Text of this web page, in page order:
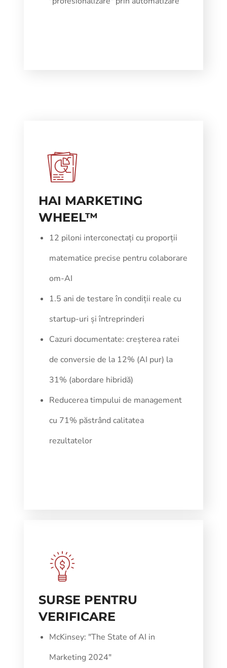
HAI MARKETING
WHEEL™
12 piloni interconectați cu proporții
matematice precise pentru colaborare
om-AI
1.5 ani de testare în condiții reale cu
startup-uri și întreprinderi
Cazuri documentate: creșterea ratei
de conversie de la 12% (AI pur) la
31% (abordare hibridă)
Reducerea timpului de management
cu 71% păstrând calitatea
rezultatelor
SURSE PENTRU
VERIFICARE
McKinsey: "The State of AI in
Marketing 2024"